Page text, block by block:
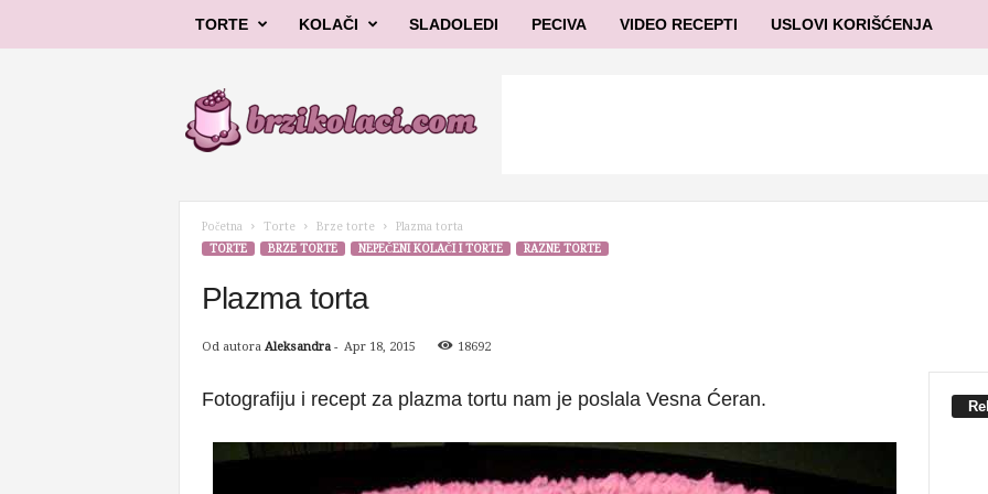
TORTE KOLAČI SLADOLEDI PECIVA VIDEO RECEPTI USLOVI KORIŠĆENJA
l
Početna Torte Brze torte
Plazma torta
TORTE
BRZE TORTE NEPEČENI KOLAČI I TORTE RAZNE TORTE
Plazma torta
Od autora Aleksandra- Apr 18, 2015 18692
Fotografiju i recept za plazma tortu nam je poslala Vesna Ćeran.